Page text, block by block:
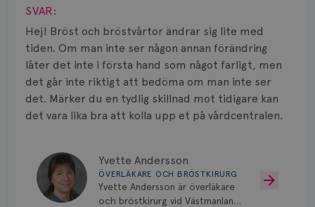
SVAR:
Hej! Bröst och bröstvårtor ändrar sig lite med
tiden. Om man inte ser någon annan förändring
låter det inte i första hand som något farligt, men
det går inte riktigt att bedöma om man inte ser
det. Märker du en tydlig skillnad mot tidigare kan
det vara lika bra att kolla upp et på vårdcentralen.
Yvette Andersson
ÖVERLÄKARE OCH BRÖSTKIRURG
Yvette Andersson är överläkare
och bröstkirurg vid Västmanlands
Spridd bröstcancer
Strålning
Vätska